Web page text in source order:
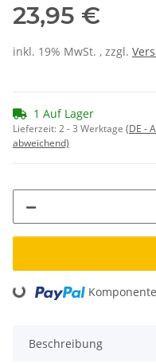
23,95 €
inkl. 19% MwSt. , zzgl.
1 Auf Lager
Lieferzeit:2 - 3 Werktage (DE -
abweichend)
Loading...
Beschreibung